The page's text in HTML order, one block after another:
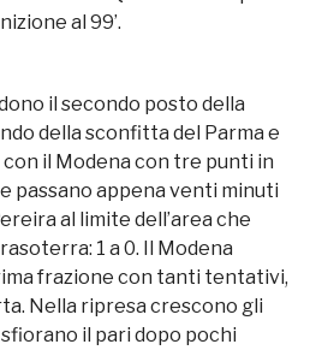
al 99’.
il secondo posto della
della sconfitta del Parma e
il Modena con tre punti in
passano appena venti minuti
al limite dell’area che
1 a 0. Il Modena
frazione con tanti tentativi,
Nella ripresa crescono gli
il pari dopo pochi